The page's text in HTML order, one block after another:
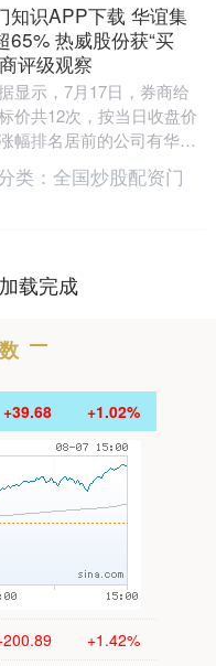
知识APP下载 华谊集
65% 热威股份获“买
评级观察
显示，7月17日，券商给
价共12次，按当日收盘价
幅排名居前的公司有华谊
、联影医疗，目标价涨幅
类： 全国炒股配资门
载完成
+39.68 +1.02%
+1.42%